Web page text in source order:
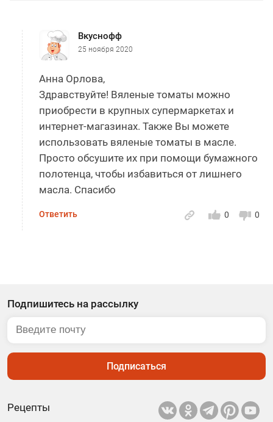
Вкуснофф
25 ноября 2020
Анна Орлова,
Здравствуйте! Вяленые томаты можно
приобрести в крупных супермаркетах и
интернет-магазинах. Также Вы можете
использовать вяленые томаты в масле.
Просто обсушите их при помощи бумажного
полотенца, чтобы избавиться от лишнего
масла. Спасибо
0
0
Ответить
Рецепты
Подпишитесь на рассылку
Подписаться